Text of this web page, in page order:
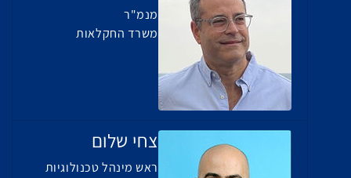
מנמ"ר
משרד החקלאות
צחי שלום
ראש מינהל טכנולוגיות